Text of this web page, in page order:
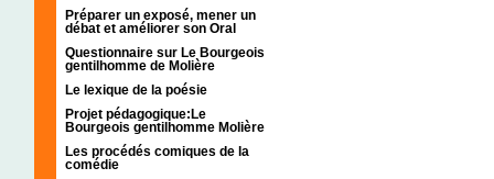
Préparer un exposé, mener un
débat et améliorer son Oral
Questionnaire sur Le Bourgeois
gentilhomme de Molière
Le lexique de la poésie
Projet pédagogique:Le
Bourgeois gentilhomme Molière
Les procédés comiques de la
comédie